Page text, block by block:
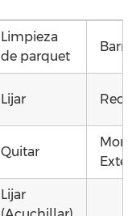
Limpieza
de parquet
Lijar
Quitar
Lijar